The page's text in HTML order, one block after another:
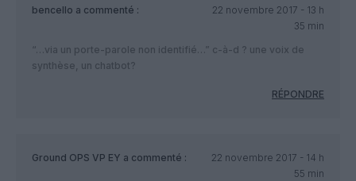
bencello a commenté :
22 novembre 2017 - 13 h
35 min
“…via un porte-parole non identifié…” c-à-d ? une voix de
synthèse, un chatbot?
RÉPONDRE
Ground OPS VP EY a commenté :
22 novembre 2017 - 14 h
55 min